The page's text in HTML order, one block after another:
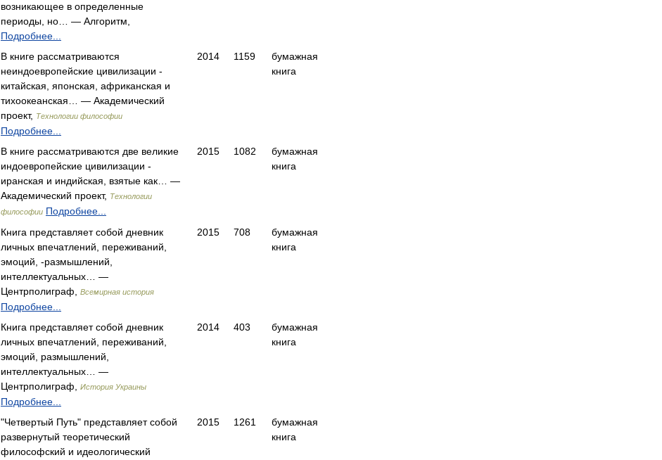
возникающее в определенные
периоды, но… — Алгоритм,
Подробнее...
В книге рассматриваются
неиндоевропейские цивилизации -
китайская, японская, африканская и
тихоокеанская… — Академический
проект, Технологии философии
Подробнее...
2014 1159
бумажная
книга
В книге рассматриваются две великие
индоевропейские цивилизации -
иранская и индийская, взятые как… —
Академический проект, Технологии
философии Подробнее...
2015 1082
бумажная
книга
Книга представляет собой дневник
личных впечатлений, переживаний,
эмоций, -размышлений,
интеллектуальных… —
Центрполиграф,
Всемирная история
Подробнее...
2015 708
бумажная
книга
Книга представляет собой дневник
личных впечатлений, переживаний,
эмоций, размышлений,
интеллектуальных… —
Центрполиграф,
История Украины
Подробнее...
2014 403
бумажная
книга
"Четвертый Путь" представляет собой
развернутый теоретический
философский и идеологический
2015 1261
бумажная
книга